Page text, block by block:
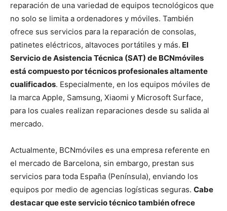
reparación de una variedad de equipos tecnológicos que
no solo se limita a ordenadores y móviles. También
ofrece sus servicios para la reparación de consolas,
patinetes eléctricos, altavoces portátiles y más. El
Servicio de Asistencia Técnica (SAT) de BCNmóviles
está compuesto por técnicos profesionales altamente
cualificados. Especialmente, en los equipos móviles de
la marca Apple, Samsung, Xiaomi y Microsoft Surface,
para los cuales realizan reparaciones desde su salida al
mercado.
Actualmente, BCNmóviles es una empresa referente en
el mercado de Barcelona, sin embargo, prestan sus
servicios para toda España (Península), enviando los
equipos por medio de agencias logísticas seguras. Cabe
destacar que este servicio técnico también ofrece